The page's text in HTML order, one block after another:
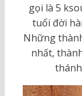
gọi là 5
tuổi đời
Những
nhất,